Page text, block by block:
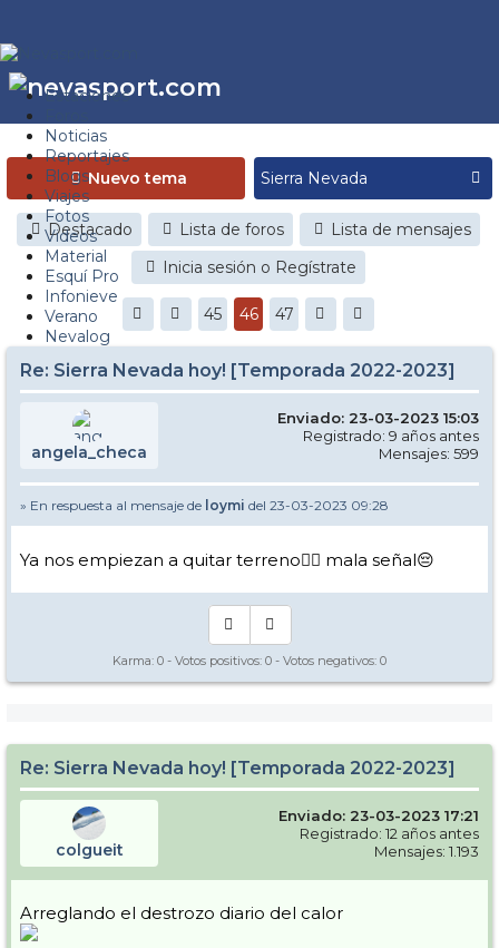
Estaciones
Noticias
Reportajes
Blogs
Viajes
Fotos
Videos
Material
Esquí Pro
Infonieve
Verano
Nevalog
Nuevo tema
Destacado Lista de foros
Lista de mensajes
Inicia sesión o Regístrate
45 46 47
Re: Sierra Nevada hoy! [Temporada 2022-2023]
angela_checa
Enviado: 23-03-2023 15:03
Registrado: 9 años antes
Mensajes: 599
» En respuesta al mensaje de loymi del 23-03-2023 09:28
Ya nos empiezan a quitar terreno🤦‍♀️ mala señal😔
Karma: 0 - Votos positivos: 0 - Votos negativos: 0
Re: Sierra Nevada hoy! [Temporada 2022-2023]
colgueit
Enviado: 23-03-2023 17:21
Registrado: 12 años antes
Mensajes: 1.193
Arreglando el destrozo diario del calor